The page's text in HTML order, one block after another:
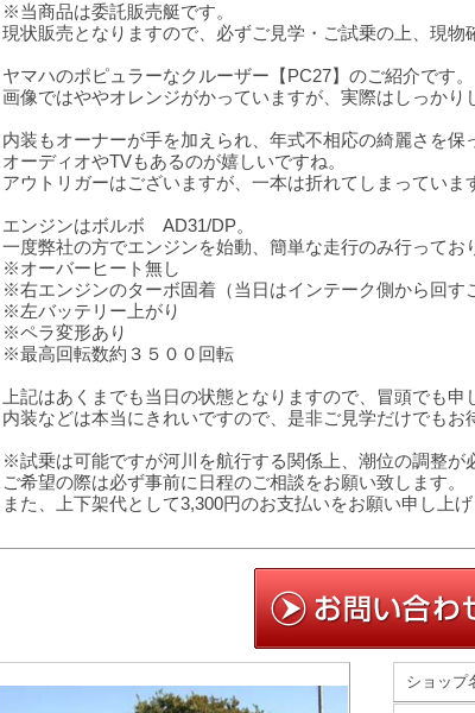
※当商品は委託販売艇です。
現状販売となりますので、必ずご見学・ご試乗の上、現物
ヤマハのポピュラーなクルーザー【PC27】のご紹介です。
画像ではややオレンジがかっていますが、実際はしっかり
内装もオーナーが手を加えられ、年式不相応の綺麗さを保
オーディオやTVもあるのが嬉しいですね。
アウトリガーはございますが、一本は折れてしまっていま
エンジンはボルボ AD31/DP。
一度弊社の方でエンジンを始動、簡単な走行のみ行ってお
※オーバーヒート無し
※右エンジンのターボ固着（当日はインテーク側から回す
※左バッテリー上がり
※ペラ変形あり
※最高回転数約３５００回転
上記はあくまでも当日の状態となりますので、冒頭でも
内装などは本当にきれいですので、是非ご見学だけでもお
※試乗は可能ですが河川を航行する関係上、潮位の調整が
ご希望の際は必ず事前に日程のご相談をお願い致します。
また、上下架代として3,300円のお支払いをお願い申し上げ
ショップ